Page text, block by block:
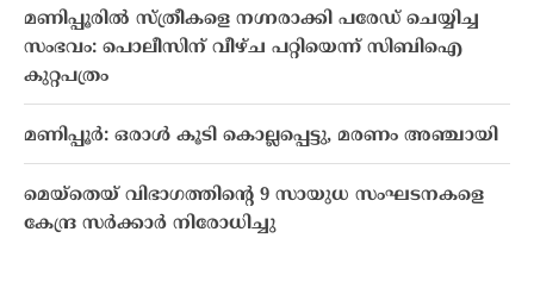
മണിപ്പൂരില്‍ സ്ത്രീകളെ നഗ്നരാക്കി പരേഡ് ചെയ്യിച്ച
സംഭവം: പൊലീസിന് വീഴ്ച പറ്റിയെന്ന് സിബിഐ
കുറ്റപത്രം
മണിപ്പൂർ: ഒരാൾ കൂടി കൊല്ലപ്പെട്ടു​, മരണം അഞ്ചായി
മെയ്തെയ് വിഭാഗത്തിൻ്റെ 9 സായുധ സംഘടനകളെ
കേന്ദ്ര സർക്കാർ നിരോധിച്ചു